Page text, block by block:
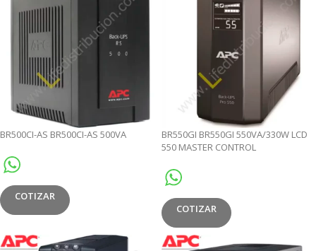
BR500CI-AS BR500CI-AS 500VA
COTIZAR
BR550GI BR550GI 550VA/330W LCD
550 MASTER CONTROL
COTIZAR